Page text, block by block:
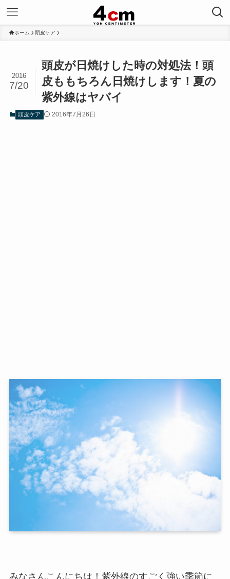
ホーム 頭皮ケア
頭皮が日焼けした時の対処法！頭
皮ももちろん日焼けします！夏の
紫外線はヤバイ
2016
7/20
頭皮ケア 2016年7月26日
みなさんこんにちは！紫外線のすごく強い季節に